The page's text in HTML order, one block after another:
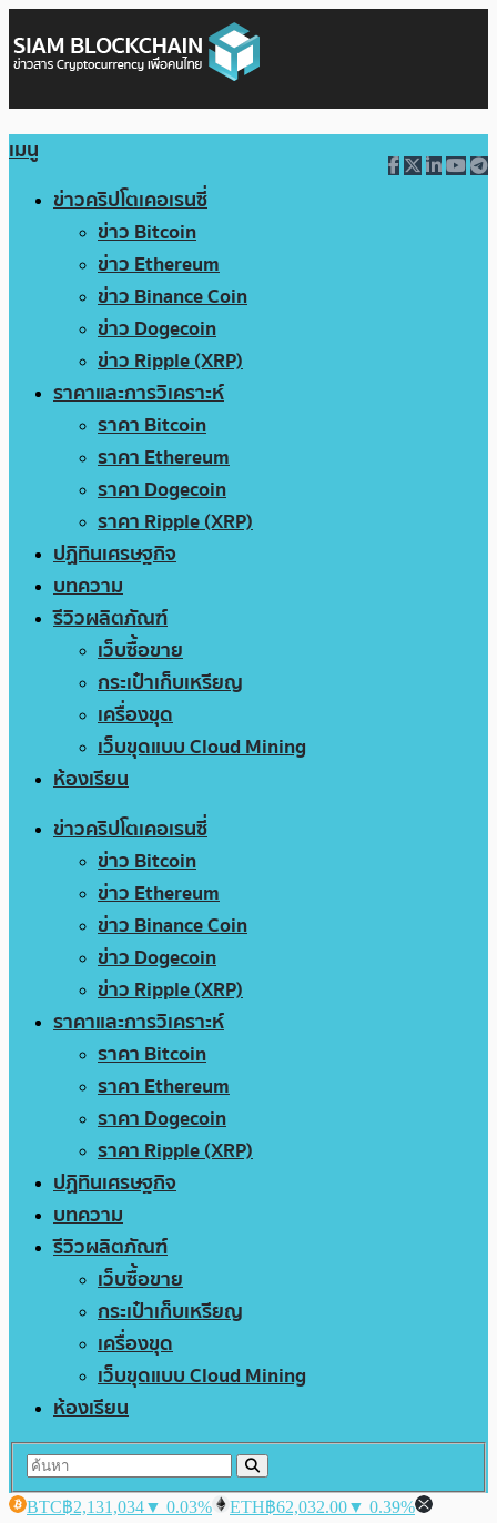
เมนู
ข่าวคริปโตเคอเรนซี่
ข่าว Bitcoin
ข่าว Ethereum
ข่าว Binance Coin
ข่าว Dogecoin
ข่าว Ripple (XRP)
ราคาและการวิเคราะห์
ราคา Bitcoin
ราคา Ethereum
ราคา Dogecoin
ราคา Ripple (XRP)
ปฏิทินเศรษฐกิจ
บทความ
รีวิวผลิตภัณฑ์
เว็บซื้อขาย
กระเป๋าเก็บเหรียญ
เครื่องขุด
เว็บขุดแบบ Cloud Mining
ห้องเรียน
ข่าวคริปโตเคอเรนซี่
ข่าว Bitcoin
ข่าว Ethereum
ข่าว Binance Coin
ข่าว Dogecoin
ข่าว Ripple (XRP)
ราคาและการวิเคราะห์
ราคา Bitcoin
ราคา Ethereum
ราคา Dogecoin
ราคา Ripple (XRP)
ปฏิทินเศรษฐกิจ
บทความ
รีวิวผลิตภัณฑ์
เว็บซื้อขาย
กระเป๋าเก็บเหรียญ
เครื่องขุด
เว็บขุดแบบ Cloud Mining
ห้องเรียน
BTC฿2,131,034▼ 0.03% ETH฿62,032.00▼ 0.39%